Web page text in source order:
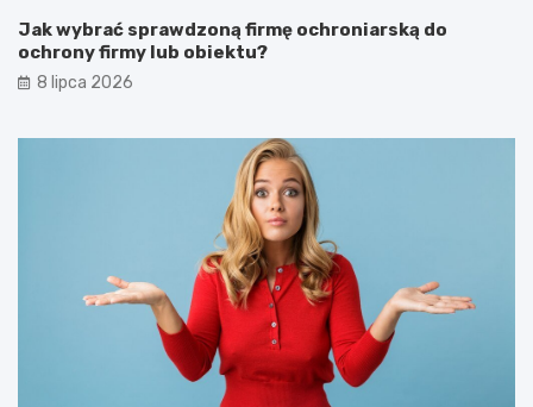
Jak wybrać sprawdzoną firmę ochroniarską do
ochrony firmy lub obiektu?
8 lipca 2026